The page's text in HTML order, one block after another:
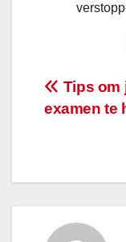
Tips om
examen te